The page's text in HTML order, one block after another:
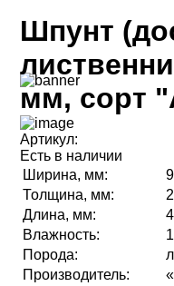
Шпунт
мм, сорт
Артикул:
Есть в наличии
Ширина, мм:
Толщина, мм:
Длина, мм:
Влажность:
Порода:
Производитель: